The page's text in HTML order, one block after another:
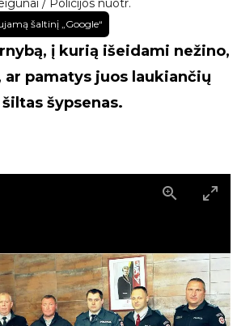
/ Policijos nuotr.
šaltinį „Google“
į kurią išeidami nežino,
ar pamatys juos laukiančių
šypsenas.